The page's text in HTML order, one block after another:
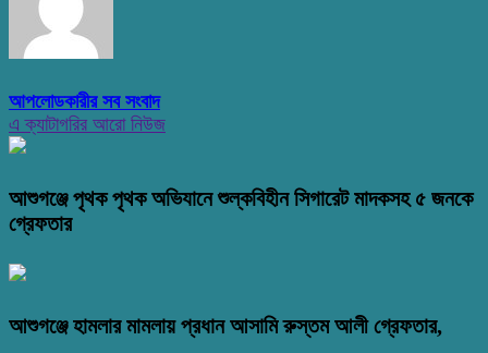
আপলোডকারীর সব সংবাদ
এ ক্যাটাগরির আরো নিউজ
আশুগঞ্জে পৃথক পৃথক অভিযানে শুল্কবিহীন সিগারেট মাদকসহ ৫ জনকে
গ্রেফতার
আশুগঞ্জে হামলার মামলায় প্রধান আসামি রুস্তম আলী গ্রেফতার,